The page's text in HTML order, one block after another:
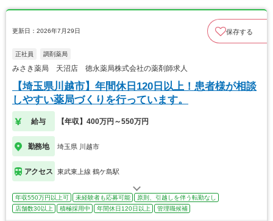
更新日：2026年7月29日 保存する
正社員 調剤薬局
みさき薬局 天沼店 徳永薬局株式会社の薬剤師求人
【埼玉県川越市】年間休日120日以上！患者様が相談
しやすい薬局づくりを行っています。
給与 【年収】400万円～550万円
勤務地 埼玉県 川越市
アクセス 東武東上線 鶴ケ島駅
年収550万円以上可 未経験者も応募可能
原則、引越しを伴う転勤なし
店舗数30以上
積極採用中 年間休日120日以上 管理職候補